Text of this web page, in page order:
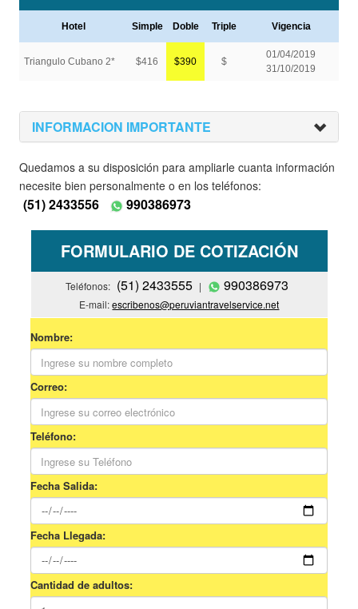
INFORMACION IMPORTANTE
Quedamos a su disposición para ampliarle cuanta información
necesite bien personalmente o en los teléfonos:
(51) 2433556 990386973
FORMULARIO DE COTIZACIÓN
Teléfonos: (51) 2433555 | 990386973
E-mail:escribenos@peruviantravelservice.net